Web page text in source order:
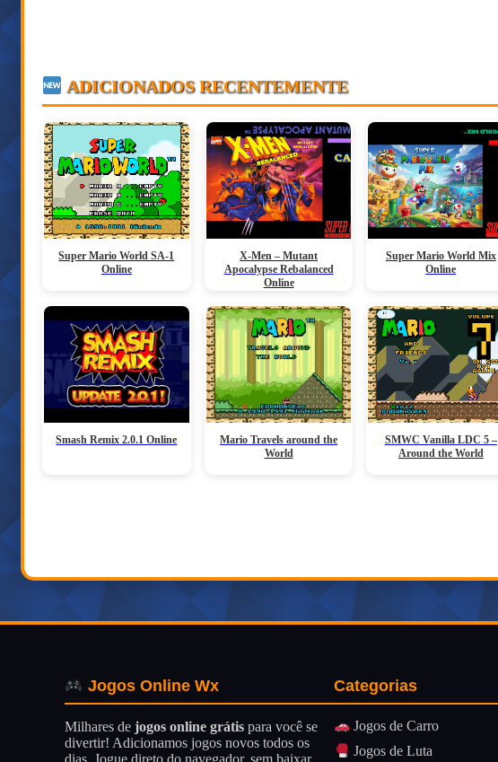
ADICIONADOS RECENTEMENTE
Super Mario World SA-1
Online
X-Men – Mutant
Apocalypse Rebalanced
Online
Super Mario World Mix
Online
Smash Remix 2.0.1 Online
Mario Travels around the
World
SMWC Vanilla LDC 5 –
Around the World
Jogos Online Wx
Milhares de jogos online grátis para você se
divertir! Adicionamos jogos novos todos os
dias. Jogue direto do navegador, sem baixar
Categorias
Jogos de Carro
Jogos de Luta